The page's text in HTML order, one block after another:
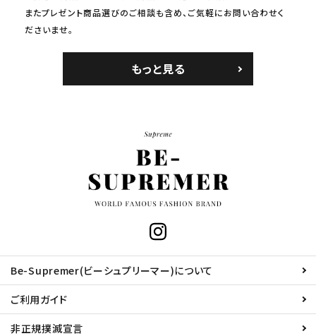
またプレゼント商品選びのご相談も含め、ご気軽にお問い合わせく
ださいませ。
もっと見る
Be-Supremer(ビーシュプリーマー)について
ご利用ガイド
非正規撲滅宣言